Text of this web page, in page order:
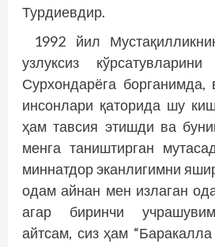
Турдиевдир.
1992 йил
узлуксиз
Сурхондарёга борганимда,
инсонлари қаторида шу
ҳам тавсия этишди ва
менга таништирган
миннатдор эканлигимни
одам айнан мен излаган
агар биринчи
айтсам, сиз ҳам